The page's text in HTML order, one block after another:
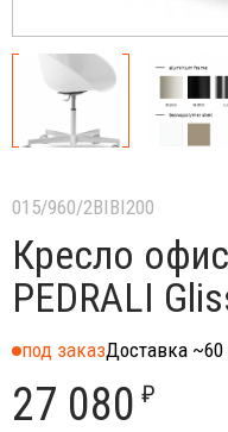
015/960/2BIBI200
Кресло
PEDRALI
под заказДоставка
27 080 ₽